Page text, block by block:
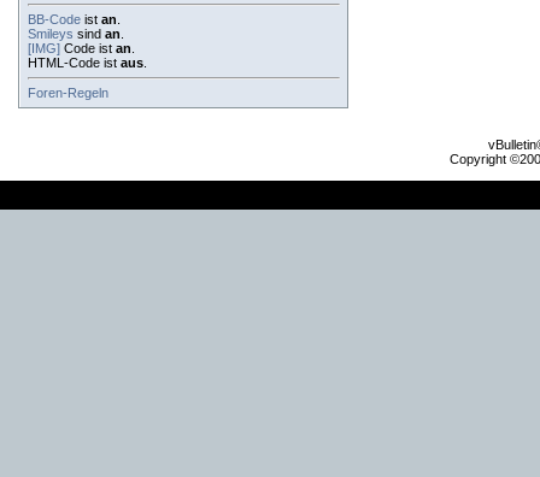
BB-Code ist an
Smileys sind an
[IMG] Code ist an
HTML-Code ist aus
Foren-Regeln
Copyright